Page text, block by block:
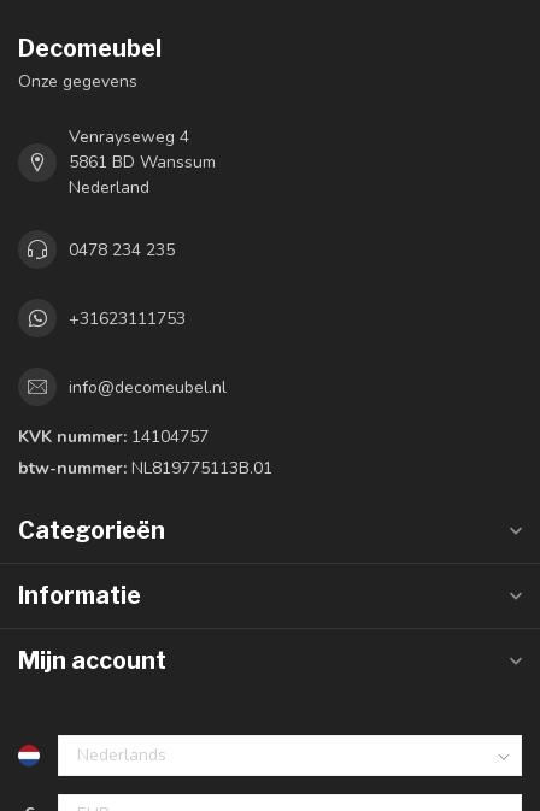
Decomeubel
Onze gegevens
Venrayseweg 4
5861 BD Wanssum
Nederland
0478 234 235
+31623111753
info@decomeubel.nl
KVK nummer: 14104757
btw-nummer: NL819775113B.01
Categorieën
Informatie
Mijn account